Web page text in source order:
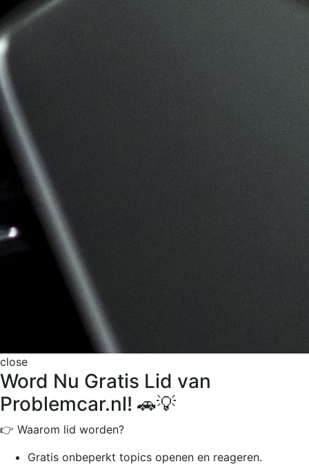
close
Word Nu Gratis Lid van
Problemcar.nl! 🚗💡
👉 Waarom lid worden?
Gratis onbeperkt topics openen en reageren.